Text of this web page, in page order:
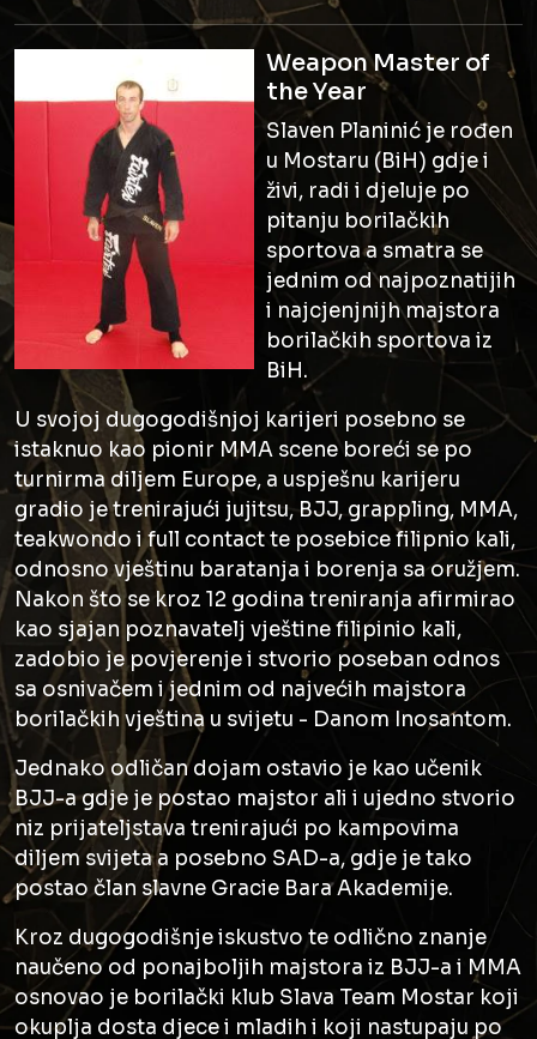
Weapon Master of
the Year
Slaven Planinić je rođen
u Mostaru (BiH) gdje i
živi, radi i djeluje po
pitanju borilačkih
sportova a smatra se
jednim od najpoznatijih
i najcjenjnijh majstora
borilačkih sportova iz
BiH.
U svojoj dugogodišnjoj karijeri posebno se
istaknuo kao pionir MMA scene boreći se po
turnirma diljem Europe, a uspješnu karijeru
gradio je trenirajući jujitsu, BJJ, grappling, MMA,
teakwondo i full contact te posebice filipnio kali,
odnosno vještinu baratanja i borenja sa oružjem.
Nakon što se kroz 12 godina treniranja afirmirao
kao sjajan poznavatelj vještine filipinio kali,
zadobio je povjerenje i stvorio poseban odnos
sa osnivačem i jednim od najvećih majstora
borilačkih vještina u svijetu - Danom Inosantom.
Jednako odličan dojam ostavio je kao učenik
BJJ-a gdje je postao majstor ali i ujedno stvorio
niz prijateljstava trenirajući po kampovima
diljem svijeta a posebno SAD-a, gdje je tako
postao član slavne Gracie Bara Akademije.
Kroz dugogodišnje iskustvo te odlično znanje
naučeno od ponajboljih majstora iz BJJ-a i MMA
osnovao je borilački klub Slava Team Mostar koji
okuplja dosta djece i mladih i koji nastupaju po